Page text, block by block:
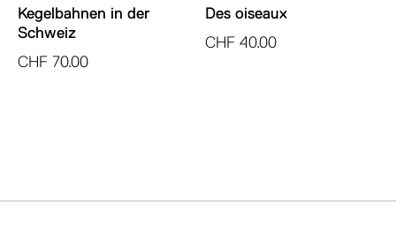
Kegelbahnen in der
Schweiz
CHF 70.00
Des oiseaux
CHF 40.00